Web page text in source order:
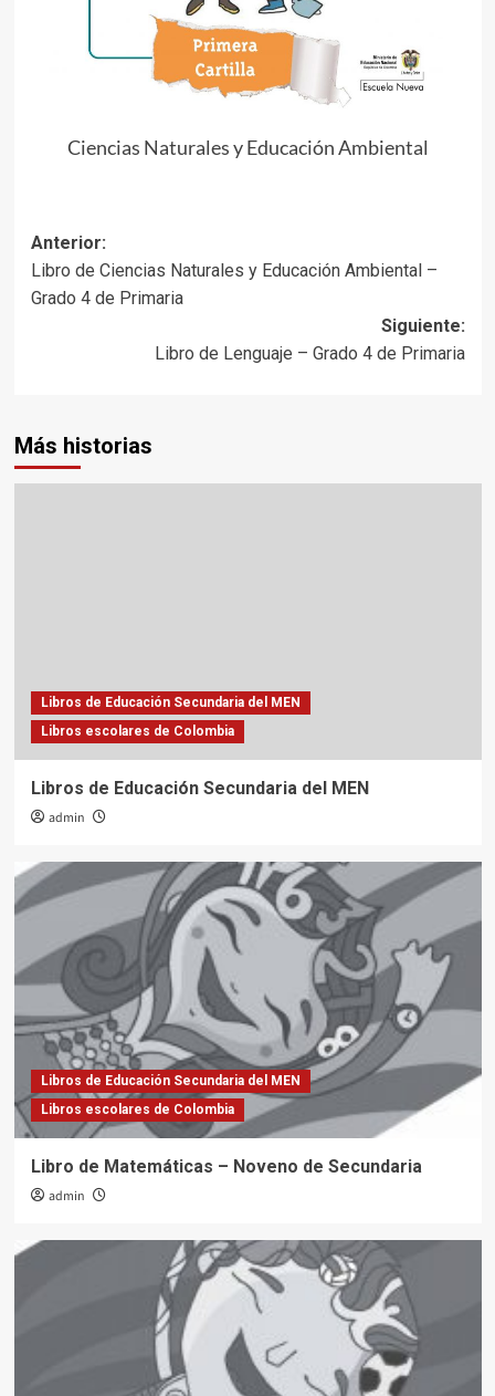
Ciencias Naturales y Educación Ambiental
Navegación
de
Anterior:
Libro de Ciencias Naturales y Educación Ambiental –
Grado 4 de Primaria
Siguiente:
Libro de Lenguaje – Grado 4 de Primaria
Más historias
Libros de Educación Secundaria del MEN
Libros escolares de Colombia
Libros de Educación Secundaria del MEN
admin
Libros de Educación Secundaria del MEN
Libros escolares de Colombia
Libro de Matemáticas – Noveno de Secundaria
admin